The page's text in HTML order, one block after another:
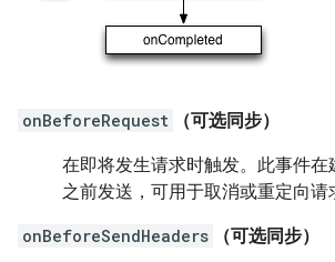
onBeforeRequest
（可选同步）
在即将发生请求时触发。此事件在
之前发送，可用于取消或重定向请
onBeforeSendHeaders
（可选同步）